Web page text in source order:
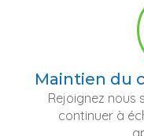
Maintien du
Rejoignez nous
continuer à